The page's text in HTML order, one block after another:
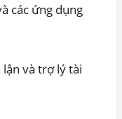
các ứng dụng
và trợ lý tài